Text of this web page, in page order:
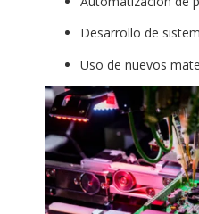
Desarrollo de
Uso de nuevos